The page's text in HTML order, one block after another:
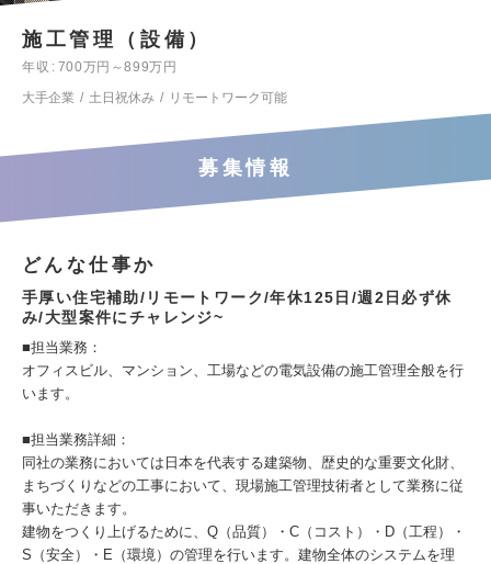
施工管理（設備）
年収
700万円～899万円
大手企業
土日祝休み リモートワーク可能
募集情報
どんな仕事か
手厚い住宅補助/リモートワーク/年休125日/週2日必ず休
み/大型案件にチャレンジ~
■担当業務：
オフィスビル、マンション、工場などの電気設備の施工管理全般を行
います。
■担当業務詳細：
同社の業務においては日本を代表する建築物、歴史的な重要文化財、
まちづくりなどの工事において、現場施工管理技術者として業務に従
事いただきます。
建物をつくり上げるために、Q（品質）・C（コスト）・D（工程）・
S（安全）・E（環境）の管理を行います。建物全体のシステムを理